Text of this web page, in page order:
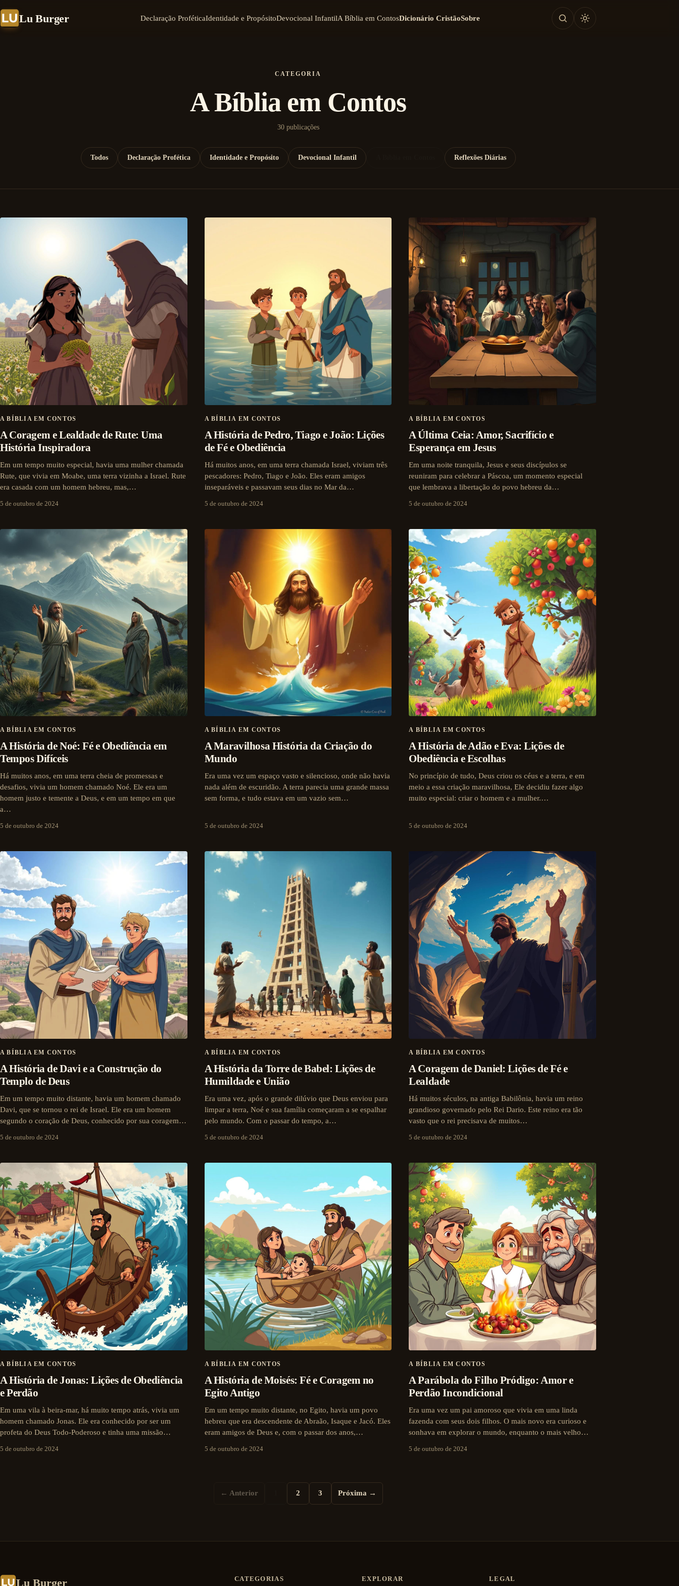
Lu Burger Declaração ProféticaIdentidade e PropósitoDevocional InfantilA Bíblia em ContosDicionário CristãoSobre
CATEGORIA
A Bíblia em Contos
30 publicações
Todos Declaração Profética Identidade e Propósito Devocional Infantil Reflexões Diárias
A BÍBLIA EM CONTOS
A Coragem e Lealdade de Rute: Uma
História Inspiradora
Em um tempo muito especial, havia uma mulher chamada
Rute, que vivia em Moabe, uma terra vizinha a Israel. Rute
era casada com um homem hebreu, mas,…
5 de outubro de 2024
A BÍBLIA EM CONTOS
A História de Pedro, Tiago e João: Lições
de Fé e Obediência
Há muitos anos, em uma terra chamada Israel, viviam três
pescadores: Pedro, Tiago e João. Eles eram amigos
inseparáveis e passavam seus dias no Mar da…
5 de outubro de 2024
A BÍBLIA EM CONTOS
A Última Ceia: Amor, Sacrifício e
Esperança em Jesus
Em uma noite tranquila, Jesus e seus discípulos se
reuniram para celebrar a Páscoa, um momento especial
que lembrava a libertação do povo hebreu da…
5 de outubro de 2024
A BÍBLIA EM CONTOS
A História de Noé: Fé e Obediência em
Tempos Difíceis
Há muitos anos, em uma terra cheia de promessas e
desafios, vivia um homem chamado Noé. Ele era um
homem justo e temente a Deus, e em um tempo em que
a…
5 de outubro de 2024
A BÍBLIA EM CONTOS
A Maravilhosa História da Criação do
Mundo
Era uma vez um espaço vasto e silencioso, onde não havia
nada além de escuridão. A terra parecia uma grande massa
sem forma, e tudo estava em um vazio sem…
5 de outubro de 2024
A BÍBLIA EM CONTOS
A História de Adão e Eva: Lições de
Obediência e Escolhas
No princípio de tudo, Deus criou os céus e a terra, e em
meio a essa criação maravilhosa, Ele decidiu fazer algo
muito especial: criar o homem e a mulher.…
5 de outubro de 2024
A BÍBLIA EM CONTOS
A História de Davi e a Construção do
Templo de Deus
Em um tempo muito distante, havia um homem chamado
Davi, que se tornou o rei de Israel. Ele era um homem
segundo o coração de Deus, conhecido por sua coragem…
5 de outubro de 2024
A BÍBLIA EM CONTOS
A História da Torre de Babel: Lições de
Humildade e União
Era uma vez, após o grande dilúvio que Deus enviou para
limpar a terra, Noé e sua família começaram a se espalhar
pelo mundo. Com o passar do tempo, a…
5 de outubro de 2024
A BÍBLIA EM CONTOS
A Coragem de Daniel: Lições de Fé e
Lealdade
Há muitos séculos, na antiga Babilônia, havia um reino
grandioso governado pelo Rei Dario. Este reino era tão
vasto que o rei precisava de muitos…
5 de outubro de 2024
A BÍBLIA EM CONTOS
A História de Jonas: Lições de Obediência
e Perdão
Em uma vila à beira-mar, há muito tempo atrás, vivia um
homem chamado Jonas. Ele era conhecido por ser um
profeta do Deus Todo-Poderoso e tinha uma missão…
5 de outubro de 2024
A BÍBLIA EM CONTOS
A História de Moisés: Fé e Coragem no
Egito Antigo
Em um tempo muito distante, no Egito, havia um povo
hebreu que era descendente de Abraão, Isaque e Jacó. Eles
eram amigos de Deus e, com o passar dos anos,…
5 de outubro de 2024
A BÍBLIA EM CONTOS
A Parábola do Filho Pródigo: Amor e
Perdão Incondicional
Era uma vez um pai amoroso que vivia em uma linda
fazenda com seus dois filhos. O mais novo era curioso e
sonhava em explorar o mundo, enquanto o mais velho…
5 de outubro de 2024
← Anterior 2 3 Próxima →
Lu Burger CATEGORIAS EXPLORAR LEGAL